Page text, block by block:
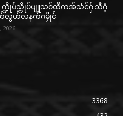
င် က္ဍိုပ်သ္ကိုပ်ပျူသဝ်ထဳကအ်သံင်ဂှ် သီဂွံ
တ်လွဟ်လနက်ဂမၠိုင်
2026
3368